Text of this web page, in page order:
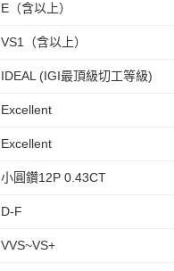
E（含以上）
VS1（含以上）
IDEAL (IGI最頂級切工等級)
Excellent
Excellent
小圓鑽12P 0.43CT
D-F
VVS~VS+